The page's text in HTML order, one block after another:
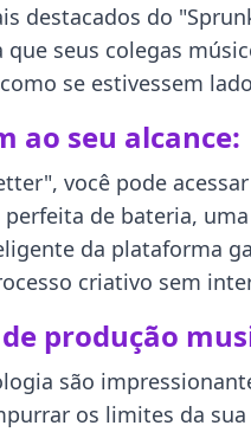
destacados do
seus colegas
se estivessem
ao seu alcance:
você pode
de bateria,
da plataforma
criativo sem
produção
são
os limites da